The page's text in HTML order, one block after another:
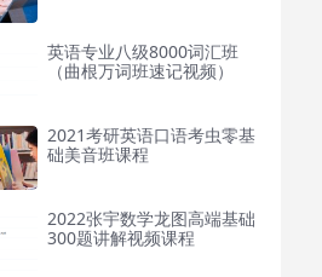
英语专业八级8000词汇班
（曲根万词班速记视频）
2021考研英语口语考虫零基
础美音班课程
2022张宇数学龙图高端基础
300题讲解视频课程